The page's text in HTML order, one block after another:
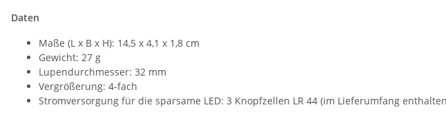
Daten
Maße (L x B x H): 14,5 x 4,1 x 1,8 cm
Gewicht: 27 g
Lupendurchmesser: 32 mm
Vergrößerung: 4-fach
Stromversorgung für die sparsame LED: 3 Knopfzellen LR 44 (im Lieferumfang